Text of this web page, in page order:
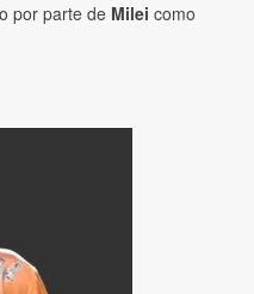
por parte de Milei como